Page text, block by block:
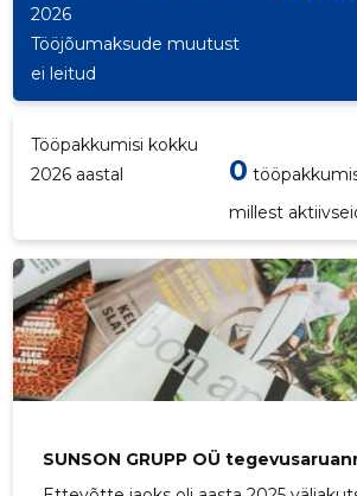
2026
Tööjõumaksude muutust
ei leitud
Tööpakkumisi kokku
2026 aastal
0
millest
SUNSON GRUPP OÜ